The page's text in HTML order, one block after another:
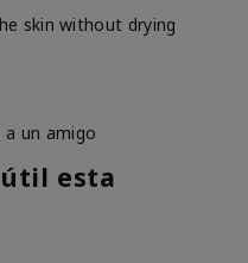
skin without drying
a un amigo
esta